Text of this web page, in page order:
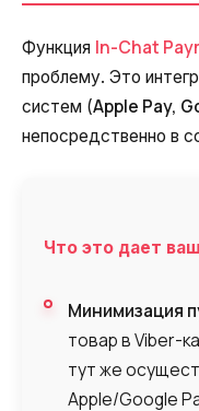
Функция In-Chat
проблему. Это
систем (Apple Pay,
непосредственно в
Что это дает
Минимизация
товар в Viber-
тут же
Apple/Google